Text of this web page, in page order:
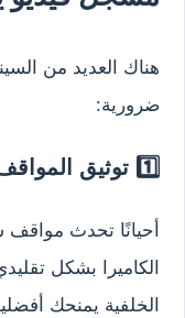
هناك العديد من
ضرورية:
1️⃣ توثيق المواقف المفاجئة
أحيانًا تحدث
الكاميرا بشكل
الخلفية يمنحك